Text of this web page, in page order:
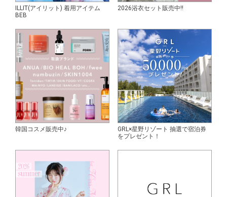
ILLIT(アイリット) 着用アイテム
BEB
2026浴衣セット販売中!!
韓国コスメ販売中♪
GRL×星野リゾート 抽選で宿泊券
をプレゼント！